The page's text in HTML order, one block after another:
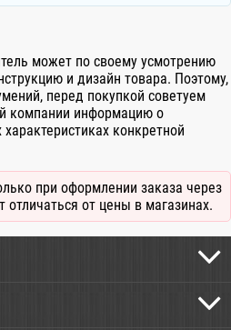
может по своему усмотрению
и дизайн товара. Поэтому,
перед покупкой советуем
компании информацию о
конкретной
при оформлении заказа через
отличаться от цены в магазинах.